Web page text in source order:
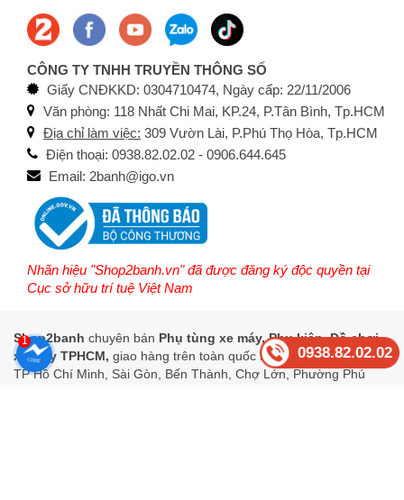
CÔNG TY TNHH TRUYỀN THÔNG SỐ
Giấy CNĐKKD: 0304710474, Ngày cấp: 22/11/2006
Văn phòng: 118 Nhất Chi Mai, KP.24, P.Tân Bình, Tp.HCM
Địa chỉ làm việc: 309 Vườn Lài, P.Phú Thọ Hòa, Tp.HCM
Điện thoại: 0938.82.02.02 - 0906.644.645
Email: 2banh@igo.vn
Nhãn hiệu "Shop2banh.vn" đã được đăng ký độc quyền tại
Cục sở hữu trí tuệ Việt Nam
Shop2banh chuyên bán Phụ tùng xe máy, Phụ kiện, Đồ chơi
xe máy TPHCM, giao hàng trên toàn quốc khắp các tỉnh thành:
TP Hồ Chí Minh, Sài Gòn, Bến Thành, Chợ Lớn, Phường Phú
0938.82.02.02
1